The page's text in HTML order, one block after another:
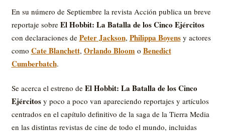
En su número de Septiembre la revista Acción publica un breve
reportaje sobre El Hobbit: La Batalla de los Cinco Ejércitos
con declaraciones de Peter Jackson, Philippa Boyensy actores
como Cate Blanchett, Orlando Bloom o Benedict
Cumberbatch.
Se acerca el estreno de El Hobbit: La Batalla de los Cinco
Ejércitosy poco a poco van apareciendo reportajes y artículos
centrados en el capítulo definitivo de la saga de la Tierra Media
en las distintas revistas de cine de todo el mundo, incluidas